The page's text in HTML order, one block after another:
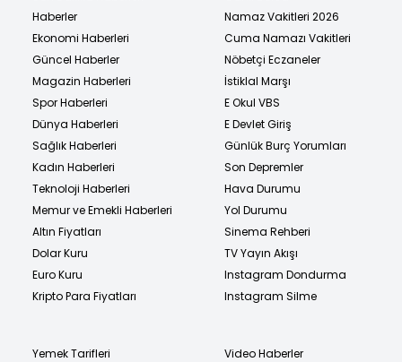
Haberler
Ekonomi Haberleri
Güncel Haberler
Magazin Haberleri
Spor Haberleri
Dünya Haberleri
Sağlık Haberleri
Kadın Haberleri
Teknoloji Haberleri
Memur ve Emekli Haberleri
Altın Fiyatları
Dolar Kuru
Euro Kuru
Kripto Para Fiyatları
Namaz Vakitleri 2026
Cuma Namazı Vakitleri
Nöbetçi Eczaneler
İstiklal Marşı
E Okul VBS
E Devlet Giriş
Günlük Burç Yorumları
Son Depremler
Hava Durumu
Yol Durumu
Sinema Rehberi
TV Yayın Akışı
Instagram Dondurma
Instagram Silme
Yemek Tarifleri
Video Haberler